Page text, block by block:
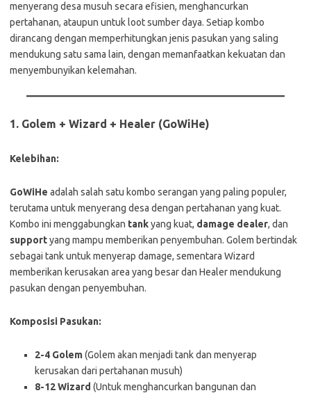
menyerang desa musuh secara efisien, menghancurkan
pertahanan, ataupun untuk loot sumber daya. Setiap kombo
dirancang dengan memperhitungkan jenis pasukan yang saling
mendukung satu sama lain, dengan memanfaatkan kekuatan dan
menyembunyikan kelemahan.
1. Golem + Wizard + Healer (GoWiHe)
Kelebihan:
GoWiHe adalah salah satu kombo serangan yang paling populer,
terutama untuk menyerang desa dengan pertahanan yang kuat.
Kombo ini menggabungkan tankyang kuat, damage dealer, dan
supportyang mampu memberikan penyembuhan. Golem bertindak
sebagai tank untuk menyerap damage, sementara Wizard
memberikan kerusakan area yang besar dan Healer mendukung
pasukan dengan penyembuhan.
Komposisi Pasukan:
2-4 Golem(Golem akan menjadi tank dan menyerap
kerusakan dari pertahanan musuh)
8-12 Wizard (Untuk menghancurkan bangunan dan